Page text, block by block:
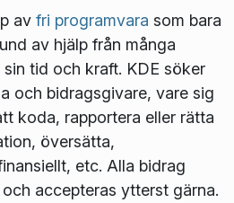
av fri programvara som bara
av hjälp från många
tid och kraft. KDE söker
och bidragsgivare, vare sig
koda, rapportera eller rätta
översätta,
etc. Alla bidrag
accepteras ytterst gärna.